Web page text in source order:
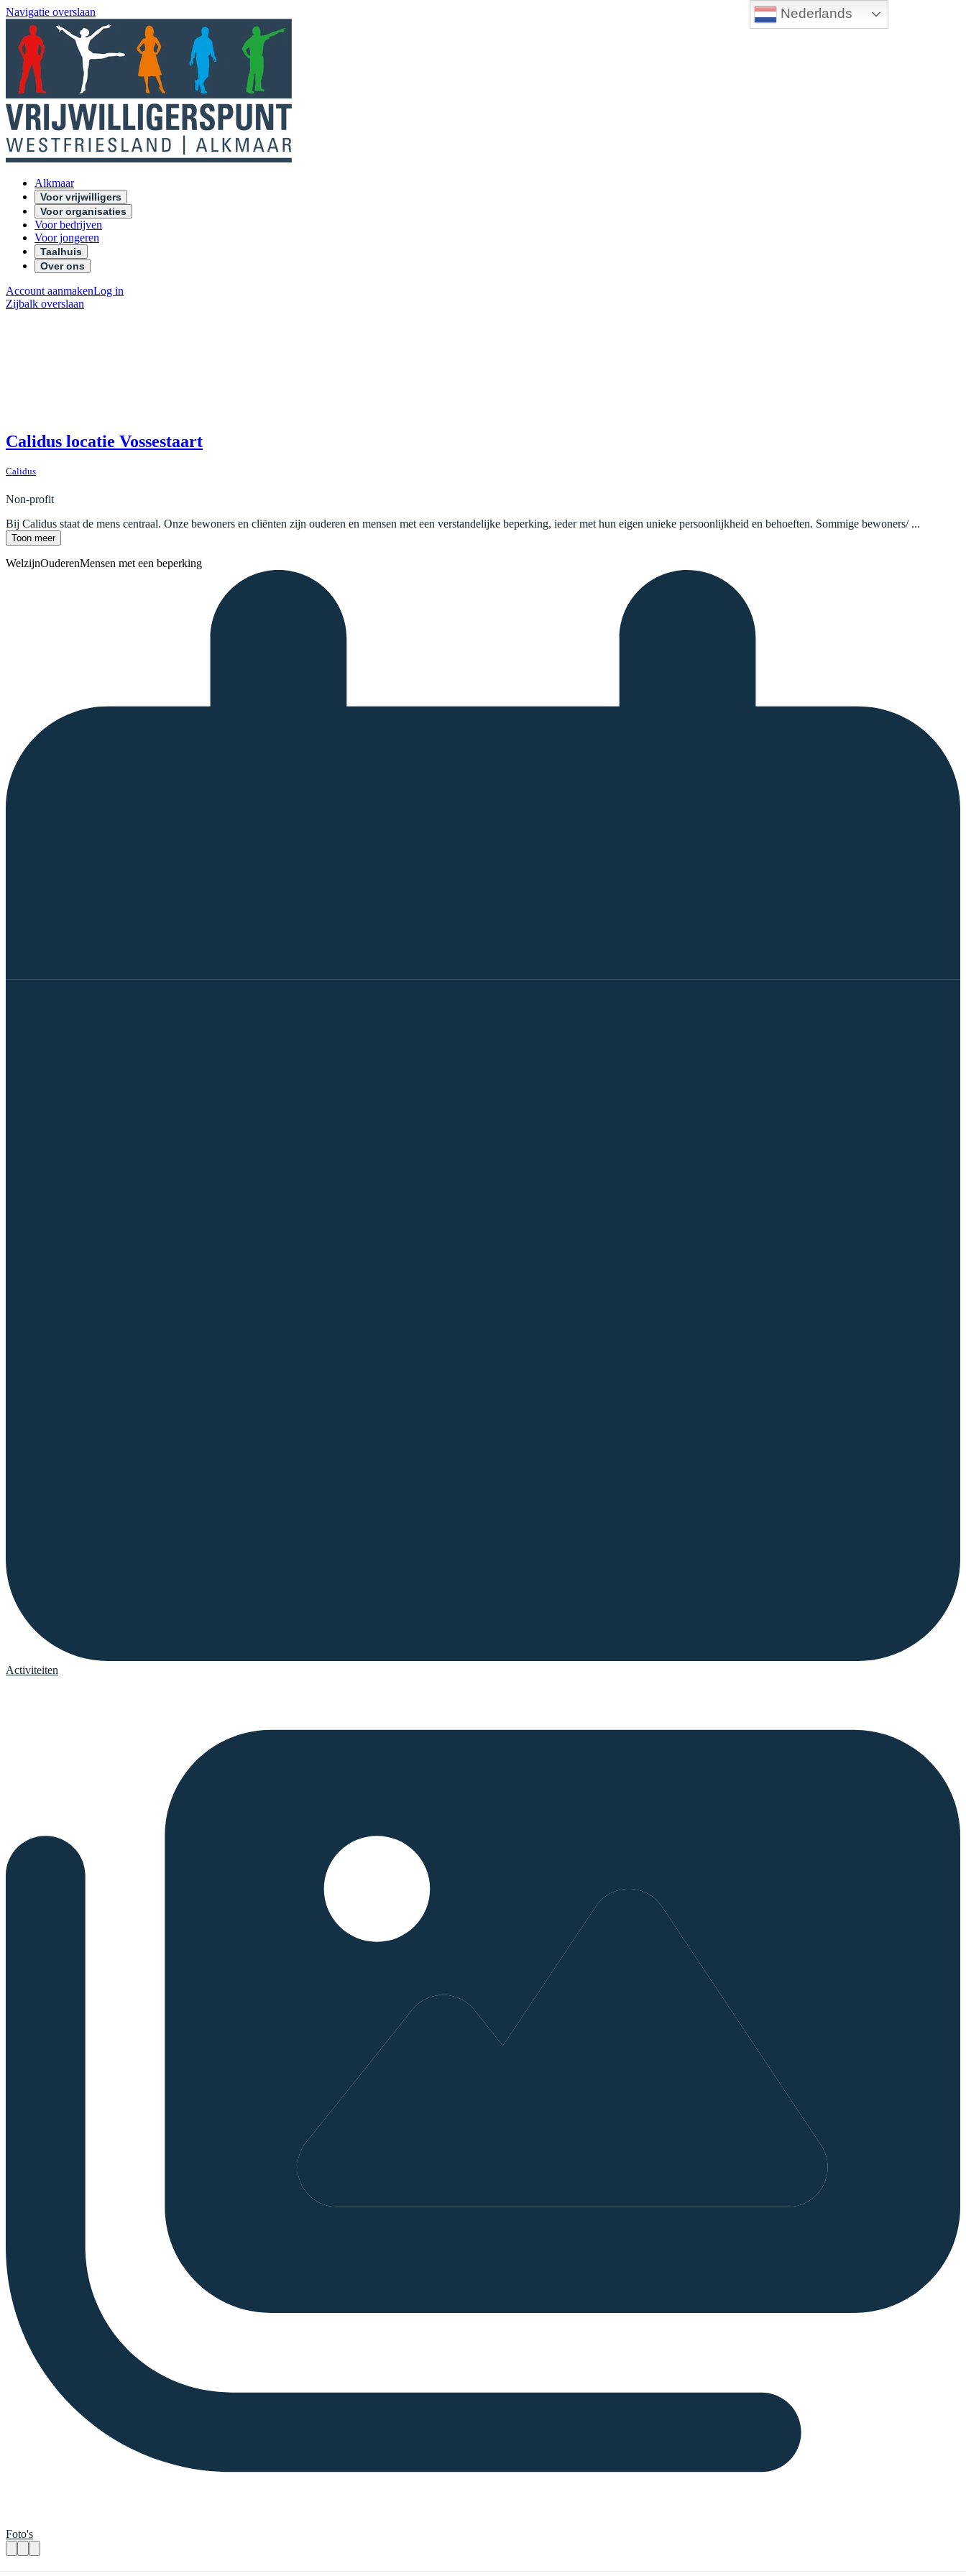
Nederlands
Navigatie overslaan
Alkmaar
Voor vrijwilligers
Voor organisaties
Voor bedrijven
Voor jongeren
Taalhuis
Over ons
Account aanmakenLog in
Zijbalk overslaan
Calidus locatie Vossestaart
Calidus
Non-profit
Bij Calidus staat de mens centraal. Onze bewoners en cliënten zijn ouderen en mensen met een verstandelijke beperking, ieder met hun eigen unieke persoonlijkheid en behoeften. Sommige bewoners/ ...
Toon meer
WelzijnOuderenMensen met een beperking
Activiteiten
Foto's